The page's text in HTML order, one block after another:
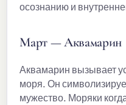
осознанию и
Март — Аквамарин
Аквамарин вызывает
моря. Он
мужество. Моряки